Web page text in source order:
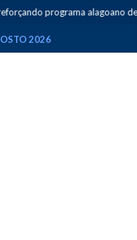
alagoano de educação
2026